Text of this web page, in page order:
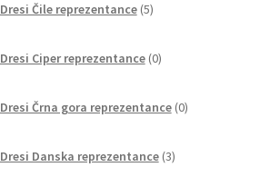
Dresi Čile reprezentance 5izdelkov
Dresi Ciper reprezentance 0izdelkov
Dresi Črna gora reprezentance 0izdelkov
Dresi Danska reprezentance 3izdelki